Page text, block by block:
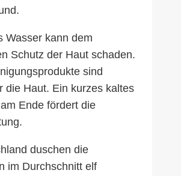
Wasser kann dem
Schutz der Haut schaden.
sind
die Haut. Ein kurzes kaltes
Ende fördert die
duschen die
im Durchschnitt elf